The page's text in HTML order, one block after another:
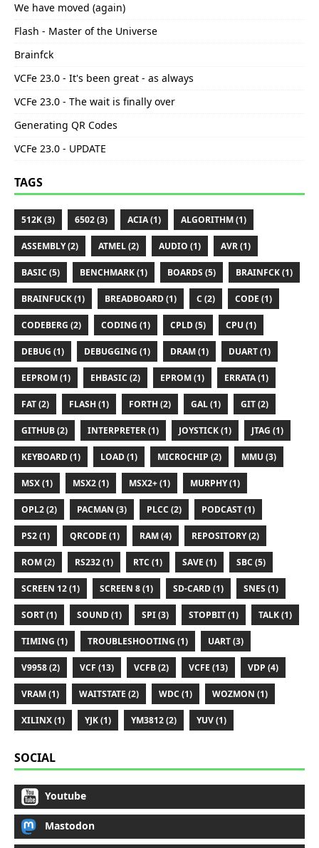
We have moved (again)
Flash - Master of the Universe
Brainfck
VCFe 23.0 - It's been great - as always
VCFe 23.0 - The wait is finally over
Generating QR Codes
VCFe 23.0 - UPDATE
TAGS
512K (3) 6502 (3) ACIA (1) ALGORITHM (1)
ASSEMBLY (2) ATMEL (2) AUDIO (1) AVR (1)
BASIC (5) BENCHMARK (1) BOARDS (5) BRAINFCK (1)
BRAINFUCK (1) BREADBOARD (1) C (2) CODE (1)
CODEBERG (2) CODING (1) CPLD (5) CPU (1)
DEBUG (1) DEBUGGING (1) DRAM (1) DUART (1)
EEPROM (1) EHBASIC (2) EPROM (1) ERRATA (1)
FAT (2) FLASH (1) FORTH (2) GAL (1) GIT (2)
GITHUB (2) INTERPRETER (1) JOYSTICK (1) JTAG (1)
KEYBOARD (1) LOAD (1) MICROCHIP (2) MMU (3)
MSX (1) MSX2 (1) MSX2+ (1) MURPHY (1)
OPL2 (2) PACMAN (3) PLCC (2) PODCAST (1)
PS2 (1) QRCODE (1) RAM (4) REPOSITORY (2)
ROM (2) RS232 (1) RTC (1) SAVE (1) SBC (5)
SCREEN 12 (1) SCREEN 8 (1) SD-CARD (1) SNES (1)
SORT (1) SOUND (1) SPI (3) STOPBIT (1) TALK (1)
TIMING (1) TROUBLESHOOTING (1) UART (3)
V9958 (2) VCF (13) VCFB (2) VCFE (13) VDP (4)
VRAM (1) WAITSTATE (2) WDC (1) WOZMON (1)
XILINX (1) YJK (1) YM3812 (2) YUV (1)
SOCIAL
Youtube
Mastodon